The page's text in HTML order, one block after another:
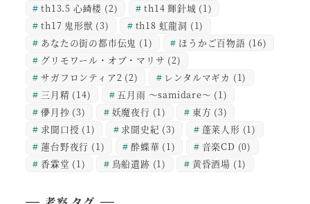
th13.5 心綺楼 (2) th14 輝針城 (1)
th17 鬼形獣 (3) th18 虹龍洞 (1)
あなたの街の都市伝鬼 (1) ほうかご百物語 (16)
グリモワール・オブ・マリサ (2)
サガフロンティア2 (2) レンタルマギカ (1)
三月精 (14) 五月雨 ～samidare～ (1)
儚月抄 (3) 妖魔夜行 (1) 東方 (3)
求聞口授 (1) 求聞史紀 (3) 蓬莱人形 (1)
蓮台野夜行 (1) 酔蝶華 (1) 音楽CD (0)
香霖堂 (1) 鳥船遺跡 (1) 黄昏酒場 (1)